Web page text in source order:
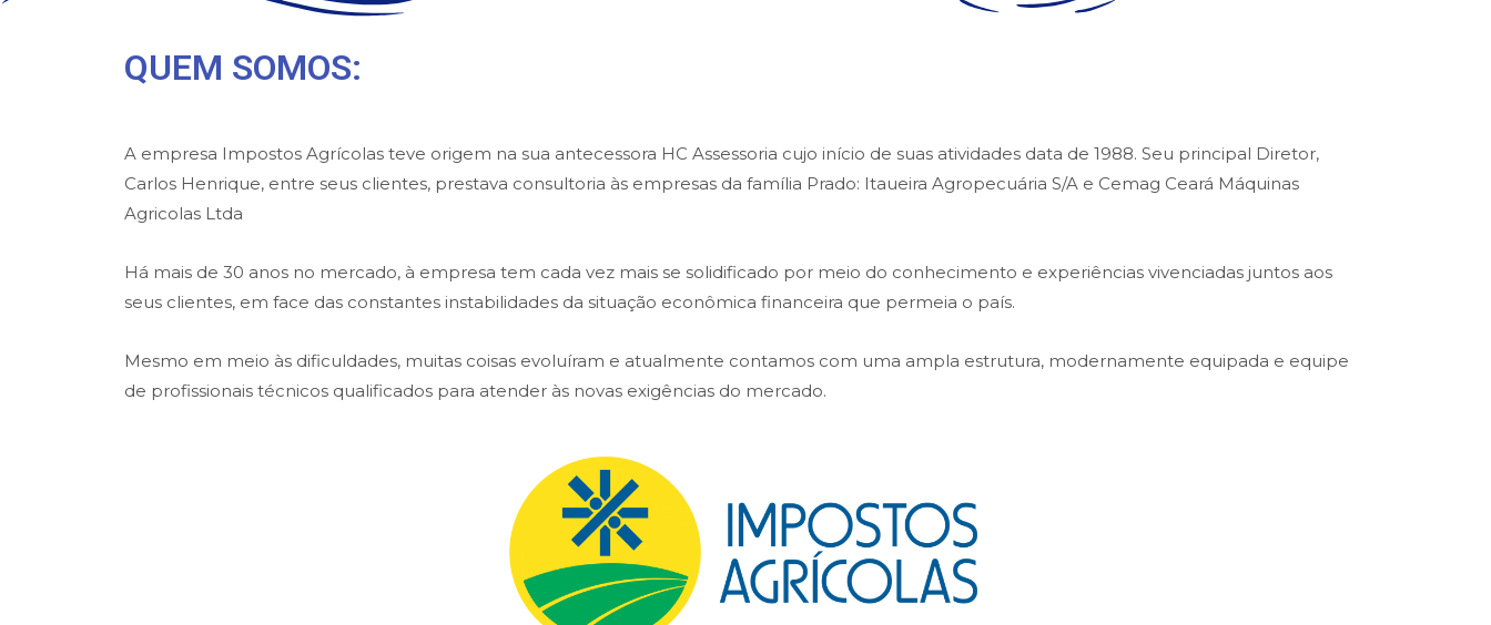
QUEM SOMOS:
A empresa Impostos Agrícolas teve origem na sua antecessora HC Assessoria cujo início de suas atividades data de 1988. Seu principal Diretor,
Carlos Henrique, entre seus clientes, prestava consultoria às empresas da família Prado: Itaueira Agropecuária S/A e Cemag Ceará Máquinas
Agricolas Ltda
Há mais de 30 anos no mercado, à empresa tem cada vez mais se solidificado por meio do conhecimento e experiências vivenciadas juntos aos
seus clientes, em face das constantes instabilidades da situação econômica financeira que permeia o país.
Mesmo em meio às dificuldades, muitas coisas evoluíram e atualmente contamos com uma ampla estrutura, modernamente equipada e equipe
de profissionais técnicos qualificados para atender às novas exigências do mercado.